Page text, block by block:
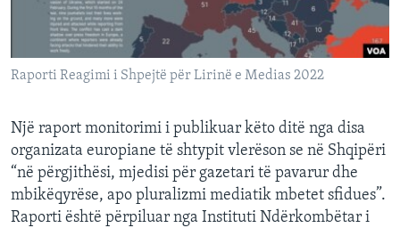
INTERVISTA
DITARI
Raporti Reagimi i Shpejtë për Lirinë e Medias 2022
Një raport monitorimi i publikuar këto ditë nga disa
organizata europiane të shtypit vlerëson se në Shqipëri
“në përgjithësi, mjedisi për gazetari të pavarur dhe
mbikëqyrëse, apo pluralizmi mediatik mbetet sfidues”.
Raporti është përpiluar nga Instituti Ndërkombëtar i